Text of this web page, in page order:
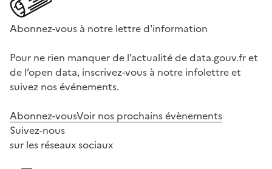
Abonnez-vous à notre lettre d'information
Pour ne rien manquer de l’actualité de data.gouv.fr et
de l’open data, inscrivez-vous à notre infolettre et
suivez nos événements.
Abonnez-vousVoir nos prochains évènements
Suivez-nous
sur les réseaux sociaux